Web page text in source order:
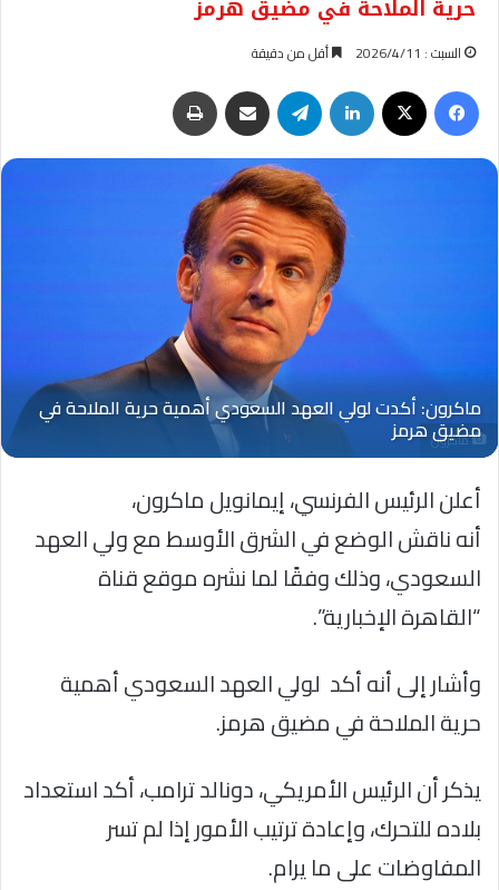
حرية الملاحة في مضيق هرمز
السبت : 2026/4/11 أقل من دقيقة
فيسبوك لينكدإن تيلقرام مشاركة عبر البريد
ماكرون
أعلن الرئيس الفرنسي، إيمانويل ماكرون،
أنه ناقش الوضع في الشرق الأوسط مع ولي العهد
السعودي، وذلك وفقًا لما نشره موقع قناة
“القاهرة الإخبارية”.
وأشار إلى أنه أكد لولي العهد السعودي أهمية
حرية الملاحة في مضيق هرمز.
يذكر أن الرئيس الأمريكي، دونالد ترامب، أكد استعداد
بلاده للتحرك، وإعادة ترتيب الأمور إذا لم تسر
المفاوضات على ما يرام.